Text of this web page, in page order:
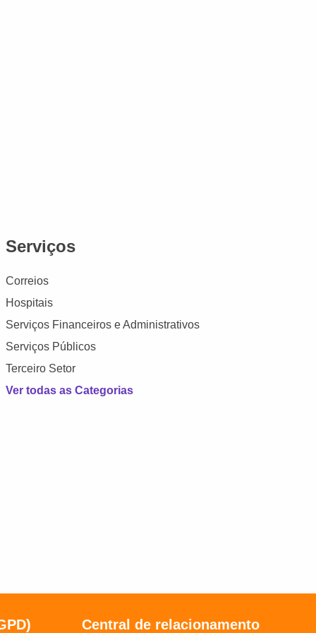
Serviços
Correios
Hospitais
Serviços Financeiros e Administrativos
Serviços Públicos
Terceiro Setor
Ver todas as Categorias
Central de relacionamento